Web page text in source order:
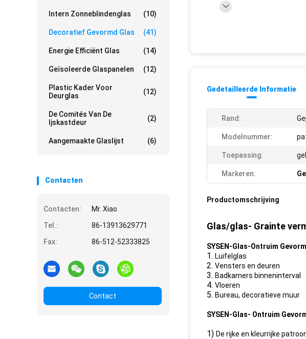
Intern Zonneblindenglas (10)
Decoratief Gevormd Glas (41)
Energie Efficiënt Glas (14)
Geïsoleerde Glaspanelen (12)
Plastic Kader Voor
Deurglas
(12)
De Comités Van De
Ijskastdeur
(2)
Aangemaakte Glaslijst (6)
Contacten
Contacten:
Mr. Xiao
Tel.:
86-13913629771
Fax:
86-512-52333825
Contact
Gedetailleerde Informatie
Rand:
Modelnummer:
Toepassing:
Markeren:
Productomschrijving
Glas/glas- Grainte
SYSEN-Glas-Ontruim
1. Luifelglas
2. Vensters en deuren
3. Badkamers binneninterval
4. Vloeren
5. Bureau, decoratieve muur
SYSEN-Glas- Ontruim
1) De rijke en kleurrijke